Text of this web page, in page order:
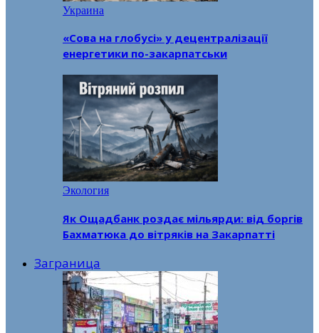
Украина
«Сова на глобусі» у децентралізації
енергетики по-закарпатськи
Экология
Як Ощадбанк роздає мільярди: від боргів
Бахматюка до вітряків на Закарпатті
Заграница